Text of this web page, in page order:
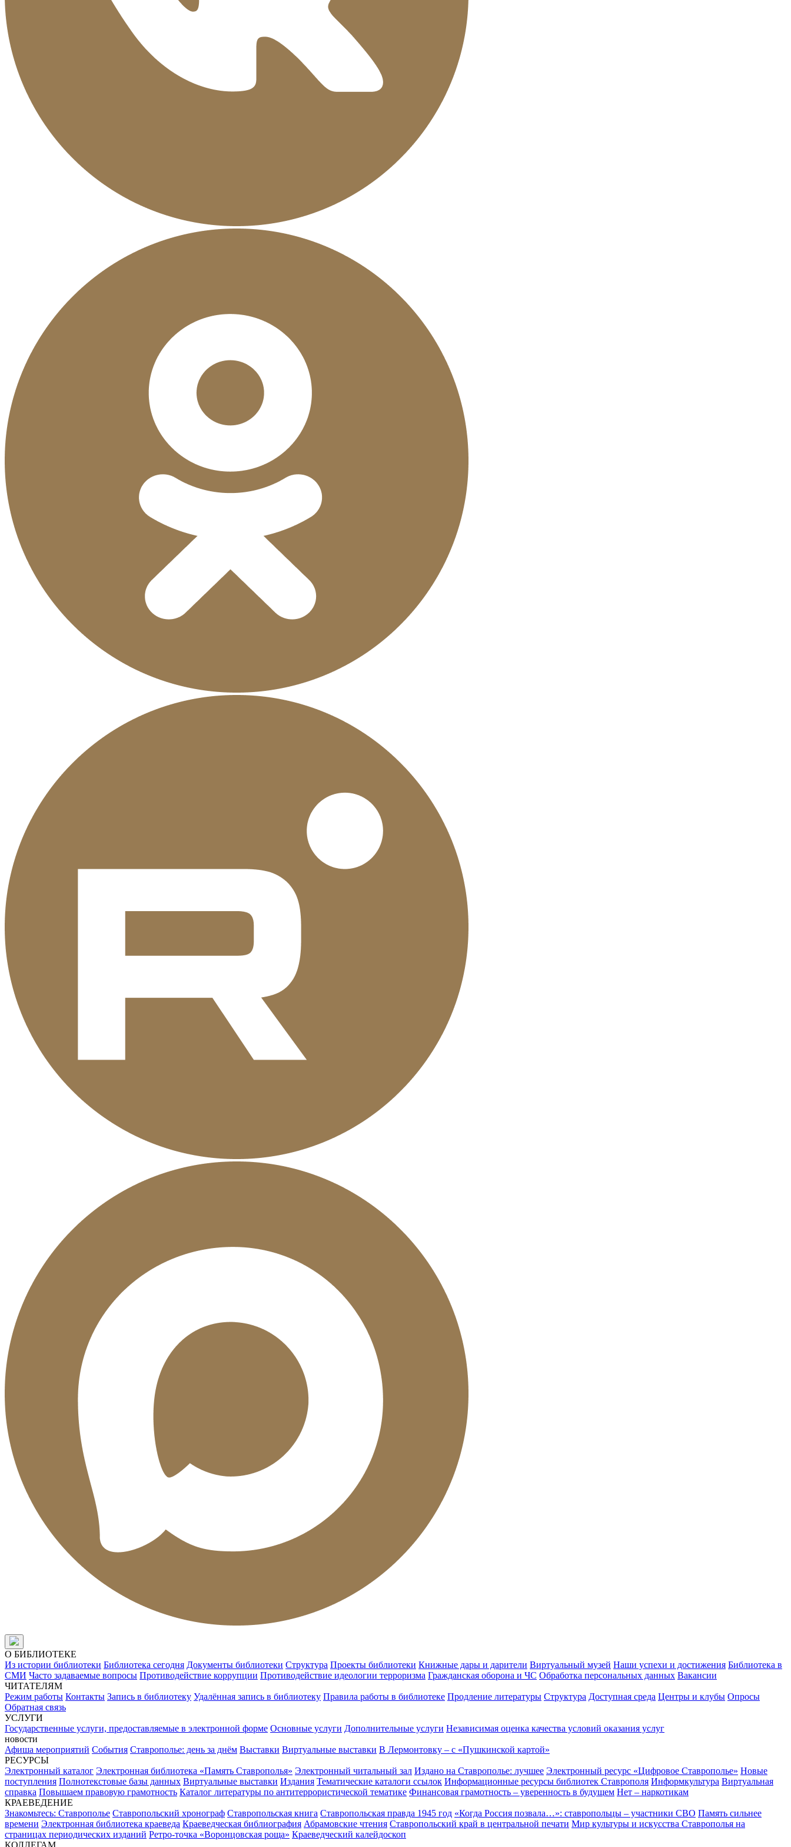
О БИБЛИОТЕКЕ
Из истории библиотеки Библиотека сегодня Документы библиотеки Структура Проекты библиотеки Книжные дары и дарители Виртуальный музей Наши успехи и достижения Библиотека в
СМИ Часто задаваемые вопросы Противодействие коррупции Противодействие идеологии терроризма Гражданская оборона и ЧС Обработка персональных данных Вакансии
ЧИТАТЕЛЯМ
Режим работы Контакты Запись в библиотеку Удалённая запись в библиотеку Правила работы в библиотеке Продление литературы Структура Доступная среда Центры и клубы Опросы
Обратная связь
УСЛУГИ
Государственные услуги, предоставляемые в электронной форме Основные услуги Дополнительные услуги Независимая оценка качества условий оказания услуг
новости
Афиша мероприятий События Ставрополье: день за днём Выставки Виртуальные выставки В Лермонтовку – с «Пушкинской картой»
РЕСУРСЫ
Электронный каталог Электронная библиотека «Память Ставрополья» Электронный читальный зал Издано на Ставрополье: лучшее Электронный ресурс «Цифровое Ставрополье» Новые
поступления Полнотекстовые базы данных Виртуальные выставки Издания Тематические каталоги ссылок Информационные ресурсы библиотек Ставрополя Информкультура Виртуальная
справка Повышаем правовую грамотность Каталог литературы по антитеррористической тематике Финансовая грамотность – уверенность в будущем Нет – наркотикам
КРАЕВЕДЕНИЕ
Знакомьтесь: Ставрополье Ставропольский хронограф Ставропольская книга Ставропольская правда 1945 год «Когда Россия позвала…»: ставропольцы – участники СВО Память сильнее
времени Электронная библиотека краеведа Краеведческая библиография Абрамовские чтения Ставропольский край в центральной печати Мир культуры и искусства Ставрополья на
страницах периодических изданий Ретро-точка «Воронцовская роща» Краеведческий калейдоскоп
КОЛЛЕГАМ